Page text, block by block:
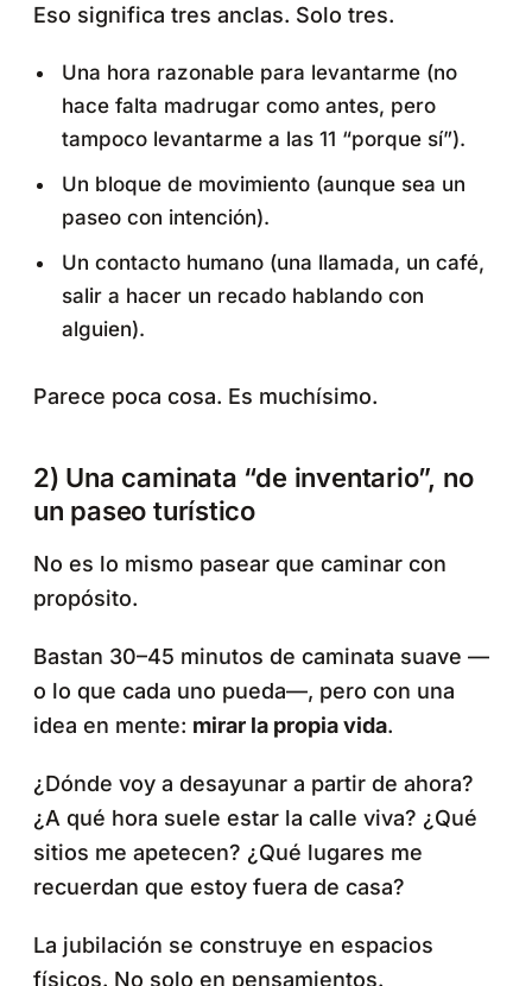
Eso significa tres anclas. Solo tres.
Una hora razonable para levantarme (no
hace falta madrugar como antes, pero
tampoco levantarme a las 11 “porque sí”).
Un bloque de movimiento (aunque sea un
paseo con intención).
Un contacto humano (una llamada, un café,
salir a hacer un recado hablando con
alguien).
Parece poca cosa. Es muchísimo.
2) Una caminata “de inventario”, no
un paseo turístico
No es lo mismo pasear que caminar con
propósito.
Bastan 30–45 minutos de caminata suave —
o lo que cada uno pueda—, pero con una
idea en mente: mirar la propia vida.
¿Dónde voy a desayunar a partir de ahora?
¿A qué hora suele estar la calle viva? ¿Qué
sitios me apetecen? ¿Qué lugares me
recuerdan que estoy fuera de casa?
La jubilación se construye en espacios
físicos. No solo en pensamientos.